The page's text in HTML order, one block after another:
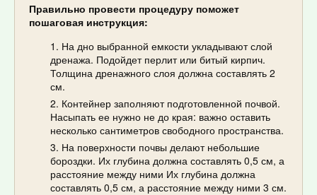
Правильно провести процедуру поможет
пошаговая инструкция:
На дно выбранной емкости укладывают слой
дренажа. Подойдет перлит или битый кирпич.
Толщина дренажного слоя должна составлять 2
см.
Контейнер заполняют подготовленной почвой.
Насыпать ее нужно не до края: важно оставить
несколько сантиметров свободного пространства.
На поверхности почвы делают небольшие
бороздки. Их глубина должна составлять 0,5 см, а
расстояние между ними Их глубина должна
составлять 0,5 см, а расстояние между ними 3 см.